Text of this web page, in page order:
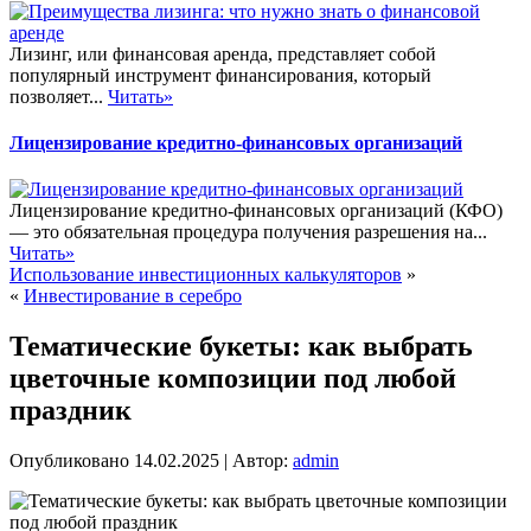
Лизинг, или финансовая аренда, представляет собой
популярный инструмент финансирования, который
позволяет... Читать»
Лицензирование кредитно-финансовых организаций
Лицензирование кредитно-финансовых организаций (КФО)
— это обязательная процедура получения разрешения на...
Читать»
Использование инвестиционных калькуляторов »
« Инвестирование в серебро
Тематические букеты: как выбрать
цветочные композиции под любой
праздник
Опубликовано 14.02.2025 | Автор: admin